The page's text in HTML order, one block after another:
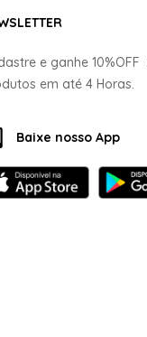
e ganhe 10%OFF
em até 4 Horas.
Baixe nosso App